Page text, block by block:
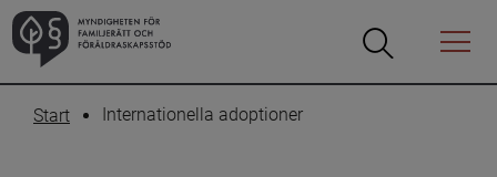
Öppna
Öppna
Menyn
Start Internationella adoptioner